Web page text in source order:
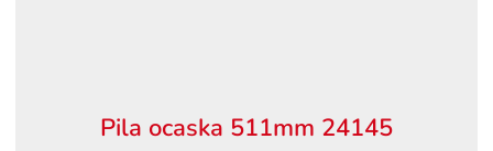
Pila ocaska 511mm 24145